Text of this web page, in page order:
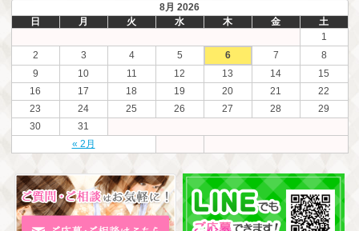
8月 2026
日
月 火 水 木 金 土
« 2月
1
2
3 4 5 6 7
8
9
10 11 12 13 14
15
16
17 18 19 20 21
22
23
24 25 26 27 28
29
30
31